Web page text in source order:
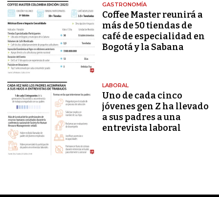
GASTRONOMÍA
Coffee Master reunirá a
más de 50 tiendas de
café de especialidad en
Bogotá y la Sabana
LABORAL
Uno de cada cinco
jóvenes gen Z ha llevado
a sus padres a una
entrevista laboral